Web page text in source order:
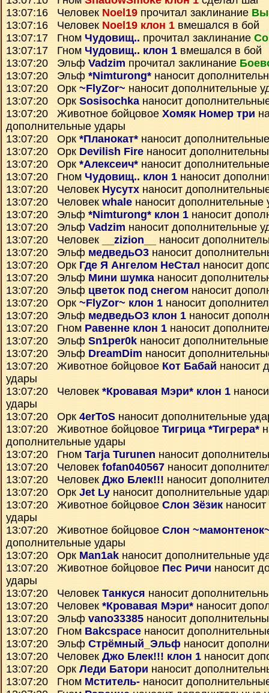
13:07:16 Человек Noel19 прочитал заклинание
13:07:16 Человек Noel19 клон 1 вмешался в бой
13:07:17 Гном Чудовищ.. прочитал заклинание
13:07:17 Гном Чудовищ.. клон 1 вмешался в бой
13:07:20 Эльф Vadzim прочитал заклинание
13:07:20 Эльф *Nimturong* наносит
13:07:20 Орк ~FlyZor~ наносит дополнительные
13:07:20 Орк Sosisochkaнаносит
13:07:20 Животное бойцовое Хомяк Номер три
дополнительные удары
13:07:20 Орк *Планокат* наносит
13:07:20 Орк Devilish Fire наносит
13:07:20 Орк *Алексеич* наносит
13:07:20 Гном Чудовищ.. клон 1 наносит
13:07:20 Человек Нусутх наносит
13:07:20 Человек whale наносит дополнительные
13:07:20 Эльф *Nimturong* клон 1 наносит
13:07:20 Эльф Vadzim наносит дополнительные
13:07:20 Человек
__zizion__
наносит
13:07:20 Эльф медведьО3 наносит
13:07:20 Орк Где Я Ангелом НеСтал наносит
13:07:20 Эльф Мини шумкананосит
13:07:20 Эльф цветок под снегом наносит
13:07:20 Орк ~FlyZor~ клон 1 наносит
13:07:20 Эльф медведьО3 клон 1 наносит
13:07:20 Гном Равенне клон 1 наносит
13:07:20 Эльф Sn1per0k наносит
13:07:20 Эльф DreamDim наносит
13:07:20 Животное бойцовое Кот Бабай наносит
удары
13:07:20 Человек *Кровавая Мэри* клон 1
удары
13:07:20 Орк 4erToS наносит дополнительные
13:07:20 Животное бойцовое Тигрица *Тигрера*
дополнительные удары
13:07:20 Гном Tarja Turunen наносит
13:07:20 Человек fofan040567 наносит
13:07:20 Человек Джо Блек!!! наносит
13:07:20 Орк Jet Ly наносит дополнительные
13:07:20 Животное бойцовое Слон Зёзик
удары
13:07:20 Животное бойцовое Слон
дополнительные удары
13:07:20 Орк Man1ak наносит дополнительные
13:07:20 Животное бойцовое Пес Ричи наносит
удары
13:07:20 Человек Танкуся наносит
13:07:20 Человек *Кровавая Мэри* наносит
13:07:20 Эльф vano33385 наносит
13:07:20 Гном Bakcspace наносит
13:07:20 Эльф Стрёмный_Эльф наносит
13:07:20 Человек Джо Блек!!! клон 1 наносит
13:07:20 Орк Леди Батори наносит
13:07:20 Гном Мститель- наносит